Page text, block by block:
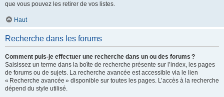
que vous pouvez les retirer de vos listes.
Haut
Recherche dans les forums
Comment puis-je effectuer une recherche dans un ou des forums ?
Saisissez un terme dans la boîte de recherche présente sur l’index, les pages
de forums ou de sujets. La recherche avancée est accessible via le lien
« Recherche avancée » disponible sur toutes les pages. L’accès à la recherche
dépend du style utilisé.